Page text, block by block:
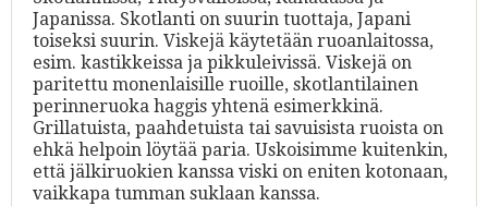
Japanissa. Skotlanti on suurin tuottaja, Japani
toiseksi suurin. Viskejä käytetään ruoanlaitossa,
esim. kastikkeissa ja pikkuleivissä. Viskejä on
paritettu monenlaisille ruoille, skotlantilainen
perinneruoka haggis yhtenä esimerkkinä.
Grillatuista, paahdetuista tai savuisista ruoista on
ehkä helpoin löytää paria. Uskoisimme kuitenkin,
että jälkiruokien kanssa viski on eniten kotonaan,
vaikkapa tumman suklaan kanssa.